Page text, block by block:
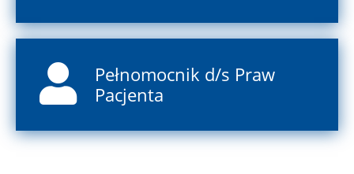
Pełnomocnik d/s Praw
Pacjenta